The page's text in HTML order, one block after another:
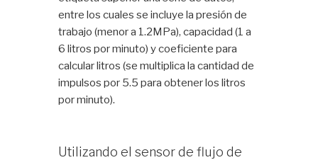
entre los cuales se incluye la presión de
trabajo (menor a 1.2MPa), capacidad (1 a
6 litros por minuto) y coeficiente para
calcular litros (se multiplica la cantidad de
impulsos por 5.5 para obtener los litros
por minuto).
Utilizando el sensor de flujo de